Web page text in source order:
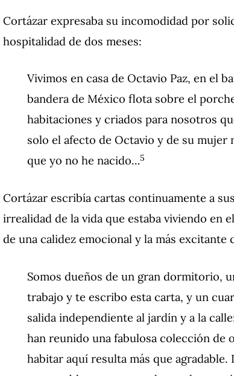
Cortázar expresaba su incomodidad por
hospitalidad de dos meses:
Vivimos en casa de Octavio Paz, en el
bandera de México flota sobre el
habitaciones y criados para nosotros
solo el afecto de Octavio y de su mujer
que yo no he nacido…5
Cortázar escribía cartas continuamente a
irrealidad de la vida que estaba viviendo en
de una calidez emocional y la más excitante
Somos dueños de un gran dormitorio,
trabajo y te escribo esta carta, y un
salida independiente al jardín y a la
han reunido una fabulosa colección de
habitar aquí resulta más que